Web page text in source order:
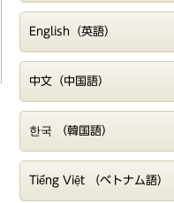
English（英語）
中文（中国語）
한국 （韓国語）
Tiếng Việt （ベトナム語）